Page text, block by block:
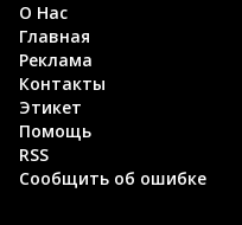
О Нас
Главная
Реклама
Контакты
Этикет
Помощь
RSS
Сообщить об ошибке